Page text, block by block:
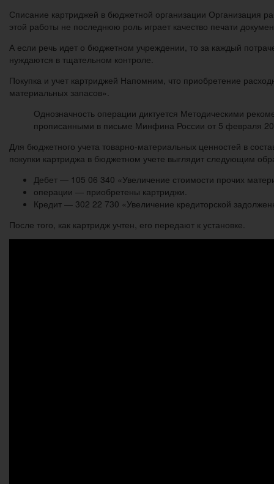
Списание картриджей в бюджетной организации
этой работы не последнюю роль играет качество печати
А если речь идет о бюджетном учреждении, то за каждый
нуждаются в тщательном контроле.
Покупка и учет картриджей Напомним, что приобретение
материальных запасов».
Однозначность операции диктуется Методическими
прописанными в письме Минфина России от 5 февраля
Для бюджетного учета товарно-материальных ценностей в
покупки картриджа в бюджетном учете выглядит следующим
Дебет — 105 06 340 «Увеличение стоимости прочих
операции — приобретены картриджи.
Кредит — 302 22 730 «Увеличение кредиторской
После того, как картридж учтен, его передают к установке.